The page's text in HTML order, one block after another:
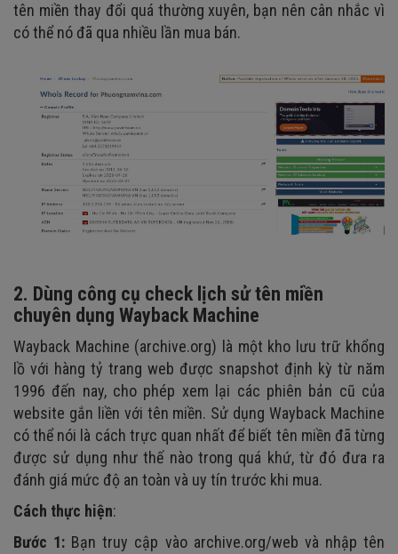
tên miền thay đổi quá thường xuyên, bạn nên cân nhắc vì
có thể nó đã qua nhiều lần mua bán.
2. Dùng công cụ check lịch sử tên miền
chuyên dụng Wayback Machine
Wayback Machine (archive.org) là một kho lưu trữ khổng
lồ với hàng tỷ trang web được snapshot định kỳ từ năm
1996 đến nay, cho phép xem lại các phiên bản cũ của
website gắn liền với tên miền. Sử dụng Wayback Machine
có thể nói là cách trực quan nhất để biết tên miền đã từng
được sử dụng như thế nào trong quá khứ, từ đó đưa ra
đánh giá mức độ an toàn và uy tín trước khi mua.
Cách thực hiện:
Bước 1: Bạn truy cập vào archive.org/web và nhập tên